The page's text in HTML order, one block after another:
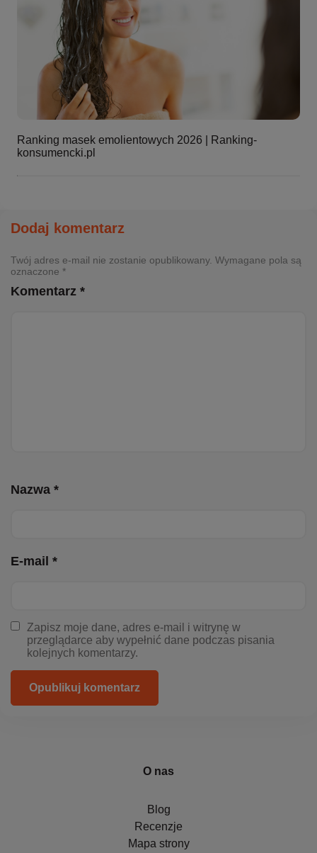
Ranking masek emolientowych 2026 | Ranking-
konsumencki.pl
Dodaj komentarz
Twój adres e-mail nie zostanie opublikowany. Wymagane pola są
oznaczone *
Komentarz *
Nazwa *
E-mail *
Zapisz moje dane, adres e-mail i witrynę w
przeglądarce aby wypełnić dane podczas pisania
kolejnych komentarzy.
Opublikuj komentarz
O nas
Blog
Recenzje
Mapa strony